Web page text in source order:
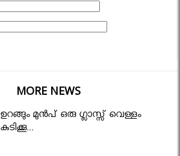
MORE NEWS
ഉറങ്ങും മുന്‍പ് ഒരു ഗ്ലാസ്സ് വെള്ളം
കുടിക്കൂ...